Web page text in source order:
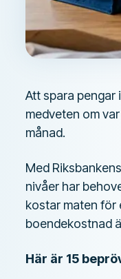
Att spara pengar
medveten om
månad.
Med
nivåer har
kostar maten för
boendekostnad
Här är 15